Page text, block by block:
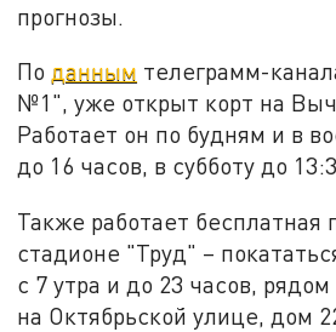
прогнозы.
По данным телеграмм-
№1", уже открыт корт на
Работает он по будням и в
до 16 часов, в субботу до
Также работает бесплатная
стадионе "Труд" –
с 7 утра и до 23 часов,
на Октябрьской улице, дом